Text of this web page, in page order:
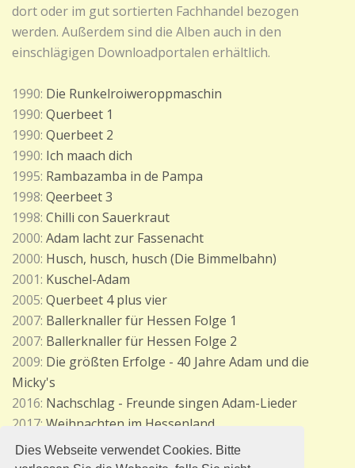
Dies Webseite verwendet Cookies. Bitte
dort oder im gut sortierten Fachhandel bezogen
werden. Außerdem sind die Alben auch in den
einschlägigen Downloadportalen erhältlich.
1990: Die Runkelroiweroppmaschin
1990: Querbeet 1
1990: Querbeet 2
1990: Ich maach dich
1995: Rambazamba in de Pampa
1998: Qeerbeet 3
1998: Chilli con Sauerkraut
2000: Adam lacht zur Fassenacht
2000: Husch, husch, husch (Die Bimmelbahn)
2001: Kuschel-Adam
2005: Querbeet 4 plus vier
2007: Ballerknaller für Hessen Folge 1
2007: Ballerknaller für Hessen Folge 2
2009: Die größten Erfolge - 40 Jahre Adam und die
Micky's
2016: Nachschlag - Freunde singen Adam-Lieder
2017:Weihnachten im Hessenland